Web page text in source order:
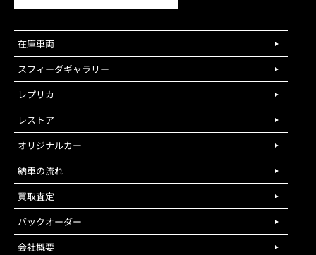
在庫車両
スフィーダギャラリー
レプリカ
レストア
オリジナルカー
納車の流れ
買取査定
バックオーダー
会社概要